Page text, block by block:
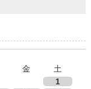
金
土
1